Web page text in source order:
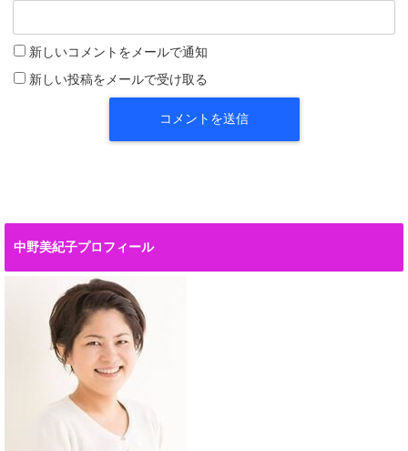
新しいコメントをメールで通知
新しい投稿をメールで受け取る
中野美紀子プロフィール